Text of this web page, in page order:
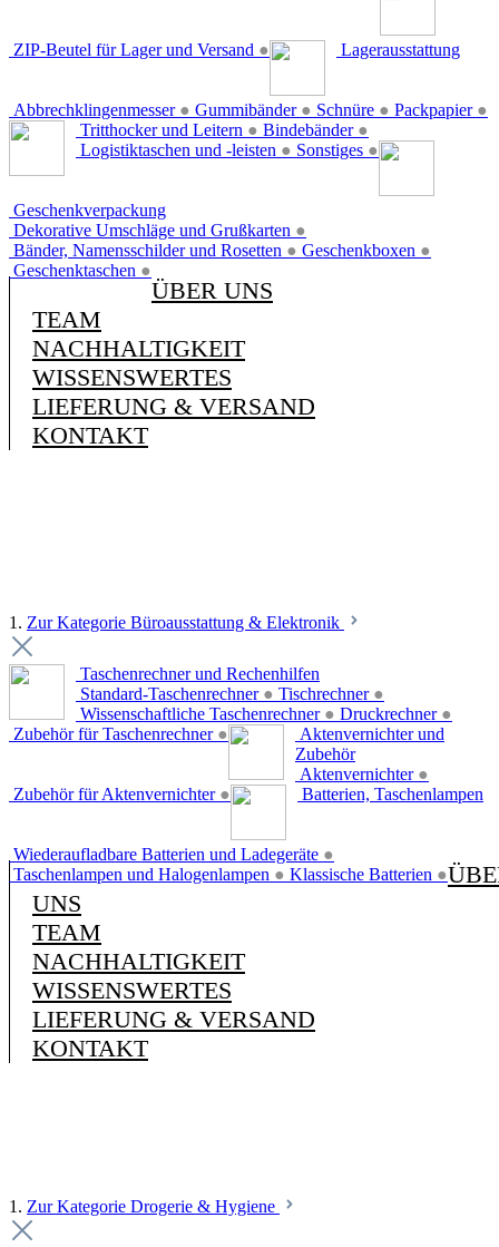
ZIP-Beutel für Lager und Versand ●
Abbrechklingenmesser ● Gummibänder ● Schnüre ● Packpapier ●
Lagerausstattung
Tritthocker und Leitern ● Bindebänder ●
Logistiktaschen und -leisten ● Sonstiges ●
Geschenkverpackung
Dekorative Umschläge und Grußkarten ●
Bänder, Namensschilder und Rosetten ● Geschenkboxen ●
Geschenktaschen ●
ÜBER UNS
TEAM
NACHHALTIGKEIT
WISSENSWERTES
LIEFERUNG & VERSAND
KONTAKT
1. Zur Kategorie Büroausstattung & Elektronik
Taschenrechner und Rechenhilfen
Standard-Taschenrechner ● Tischrechner ●
Wissenschaftliche Taschenrechner ● Druckrechner ●
Zubehör für Taschenrechner ●
Aktenvernichter und
Zubehör
Aktenvernichter ●
Zubehör für Aktenvernichter ● Batterien, Taschenlampen
Wiederaufladbare Batterien und Ladegeräte ●
Taschenlampen und Halogenlampen ● Klassische Batterien ●
UNS
TEAM
NACHHALTIGKEIT
WISSENSWERTES
LIEFERUNG & VERSAND
KONTAKT
1. Zur Kategorie Drogerie & Hygiene